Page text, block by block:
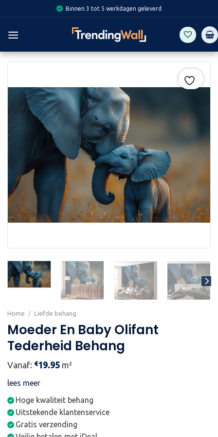
to
content
Binnen 3 tot 5 werkdagen geleverd
Home / Liefde behang
Moeder En Baby Olifant
Tederheid Behang
Vanaf: €19.95 m²
lees meer
Hoge kwaliteit behang
Uitstekende klantenservice
Gratis verzending